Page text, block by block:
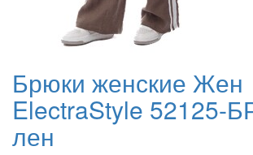
Брюки женские Жен
ElectraStyle 52125-
лен